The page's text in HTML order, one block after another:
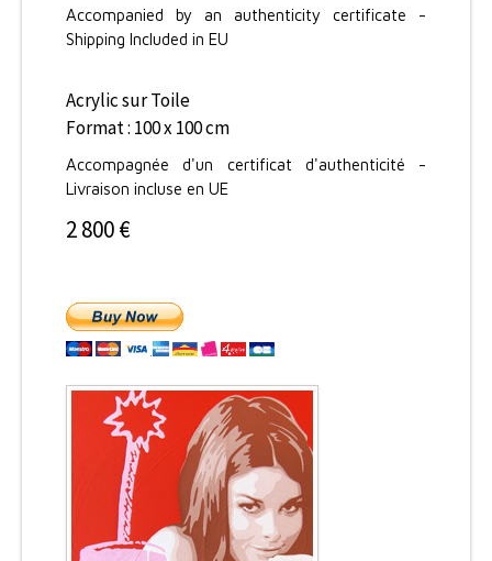
Accompanied by an authenticity certificate -
Shipping Included in EU
Acrylic sur Toile
Format : 100 x 100 cm
Accompagnée d'un certificat d'authenticité -
Livraison incluse en UE
2 800 €